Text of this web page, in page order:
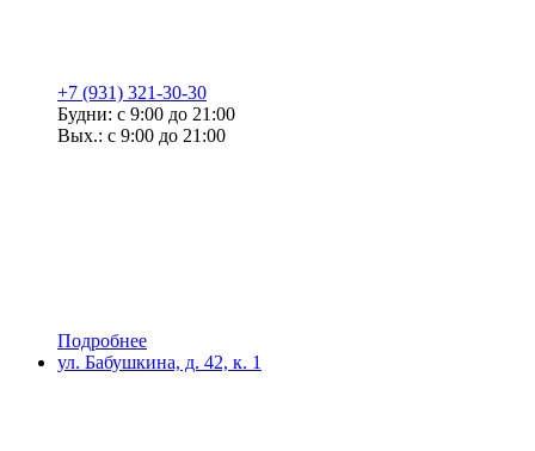
+7 (931) 321-30-30
Будни: с 9:00 до 21:00
Вых.: с 9:00 до 21:00
Подробнее
ул. Бабушкина, д. 42, к. 1